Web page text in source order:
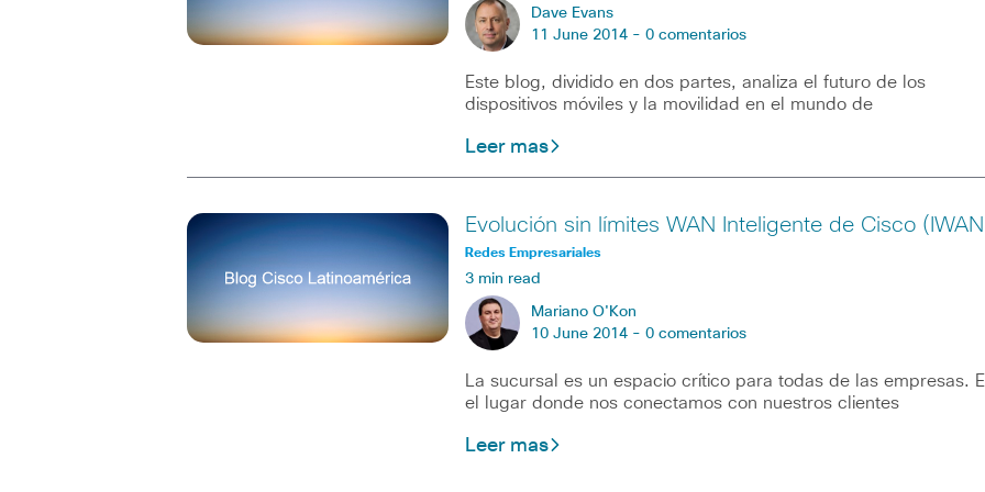
Dave Evans
11 June 2014 - 0 comentarios
Este blog, dividido en dos partes, analiza el futuro de los
dispositivos móviles y la movilidad en el mundo de
Leer mas
Evolución sin límites WAN Inteligente de Cisco
Redes Empresariales
3 min read
Mariano O'Kon
10 June 2014 - 0 comentarios
La sucursal es un espacio crítico para todas de las empresas.
el lugar donde nos conectamos con nuestros clientes
Leer mas